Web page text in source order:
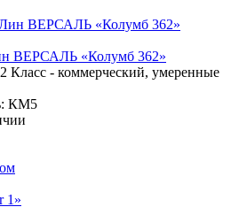
ВЕРСАЛЬ «Колумб 362»
Класс - коммерческий, умеренные
КМ5